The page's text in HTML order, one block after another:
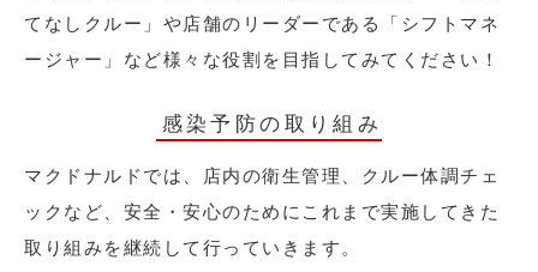
てなしクルー」や店舗のリーダーである「シフトマネ
ージャー」など様々な役割を目指してみてください！
感染予防の取り組み
マクドナルドでは、店内の衛生管理、クルー体調チェ
ックなど、安全・安心のためにこれまで実施してきた
取り組みを継続して行っていきます。